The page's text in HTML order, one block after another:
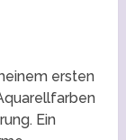
ersten
Ein